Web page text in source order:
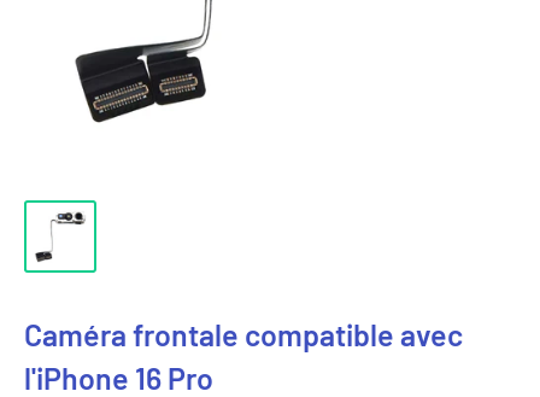
Caméra frontale compatible avec
l'iPhone 16 Pro